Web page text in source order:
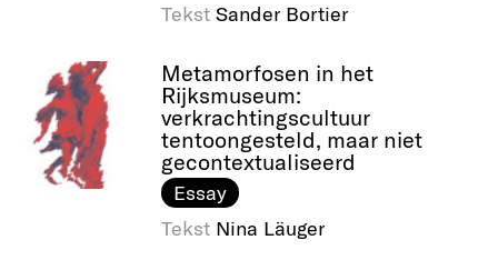
Tekst Sander Bortier
Metamorfosen in het
Rijksmuseum:
verkrachtingscultuur
tentoongesteld, maar niet
gecontextualiseerd
Essay
Tekst Nina Läuger